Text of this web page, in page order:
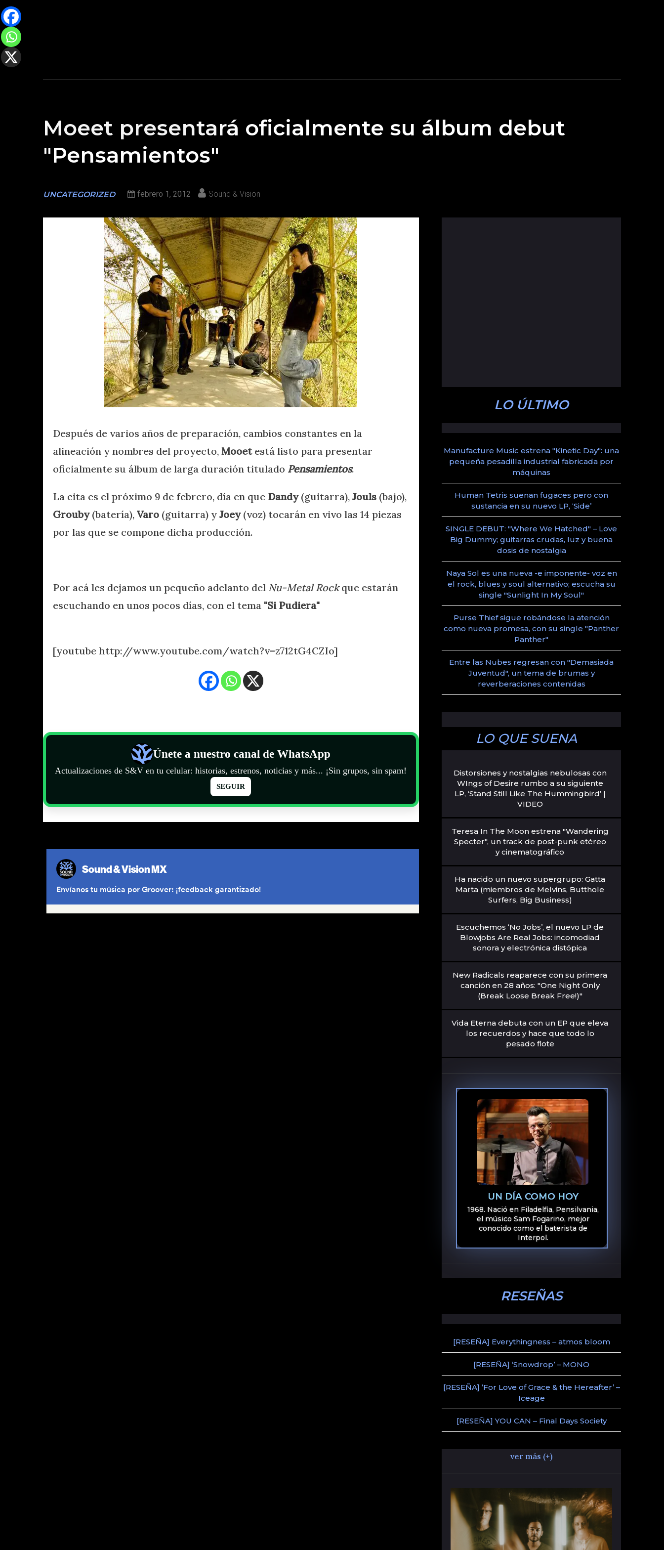
Moeet presentará oficialmente su álbum debut
"Pensamientos"
UNCATEGORIZED febrero 1, 2012 Sound & Vision
Después de varios años de preparación, cambios constantes en la
alineación y nombres del proyecto, Mooetestá listo para presentar
oficialmente su álbum de larga duración titulado Pensamientos.
La cita es el próximo 9 de febrero, día en que Dandy(guitarra), Jouls (bajo),
Grouby (batería), Varo (guitarra) y Joey (voz) tocarán en vivo las 14 piezas
por las que se compone dicha producción.
Por acá les dejamos un pequeño adelanto del Nu-Metal Rockque estarán
escuchando en unos pocos días, con el tema "Si Pudiera"
[youtube http://www.youtube.com/watch?v=z712tG4CZIo]
Únete a nuestro canal de WhatsApp
Actualizaciones de S&V en tu celular: historias, estrenos, noticias y más... ¡Sin grupos, sin spam!
SEGUIR
LO ÚLTIMO
Manufacture Music estrena "Kinetic Day": una
pequeña pesadilla industrial fabricada por
máquinas
Human Tetris suenan fugaces pero con
sustancia en su nuevo LP, ‘Side’
SINGLE DEBUT: "Where We Hatched" – Love
Big Dummy; guitarras crudas, luz y buena
dosis de nostalgia
Naya Sol es una nueva -e imponente- voz en
el rock, blues y soul alternativo; escucha su
single "Sunlight In My Soul"
Purse Thief sigue robándose la atención
como nueva promesa, con su single "Panther
Panther"
Entre las Nubes regresan con "Demasiada
Juventud", un tema de brumas y
reverberaciones contenidas
LO QUE SUENA
Distorsiones y nostalgias nebulosas con
WIngs of Desire rumbo a su siguiente
LP, ‘Stand Still Like The Hummingbird’ |
VIDEO
Teresa In The Moon estrena "Wandering
Specter", un track de post-punk etéreo
y cinematográfico
Ha nacido un nuevo supergrupo: Gatta
Marta (miembros de Melvins, Butthole
Surfers, Big Business)
Escuchemos ‘No Jobs’, el nuevo LP de
Blowjobs Are Real Jobs: incomodiad
sonora y electrónica distópica
New Radicals reaparece con su primera
canción en 28 años: "One Night Only
(Break Loose Break Free!)"
Vida Eterna debuta con un EP que eleva
los recuerdos y hace que todo lo
pesado flote
UN DÍA COMO HOY
1968. Nació en Filadelfia, Pensilvania,
el músico Sam Fogarino, mejor
conocido como el baterista de
Interpol.
RESEÑAS
[RESEÑA] Everythingness – atmos bloom
[RESEÑA] ‘Snowdrop’ – MONO
[RESEÑA] ‘For Love of Grace & the Hereafter’ –
Iceage
[RESEÑA] YOU CAN – Final Days Society
ver más (+)